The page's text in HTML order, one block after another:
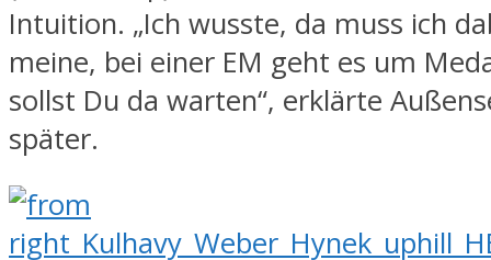
Intuition. „Ich wusste, da muss ich
meine, bei einer EM geht es um
sollst Du da warten“, erklärte
später.